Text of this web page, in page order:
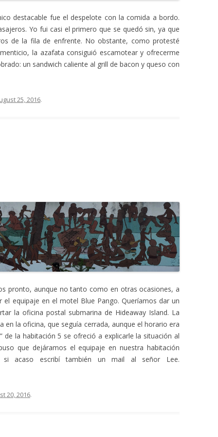
destacable fue el despelote con la comida a bordo.
Yo fui casi el primero que se quedó sin, ya que
de la fila de enfrente. No obstante, como protesté
la azafata consiguió escamotear y ofrecerme
un sandwich caliente al grill de bacon y queso con
25, 2016.
pronto, aunque no tanto como en otras ocasiones, a
el equipaje en el motel Blue Pango. Queríamos dar un
la oficina postal submarina de Hideaway Island. La
en la oficina, que seguía cerrada, aunque el horario era
de la habitación 5 se ofreció a explicarle la situación al
que dejáramos el equipaje en nuestra habitación
acaso escribí también un mail al señor Lee.
20, 2016.